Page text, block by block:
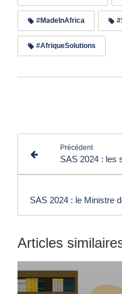
#MadeInAfrica
#AfriqueSolutions
Précédent
Articles